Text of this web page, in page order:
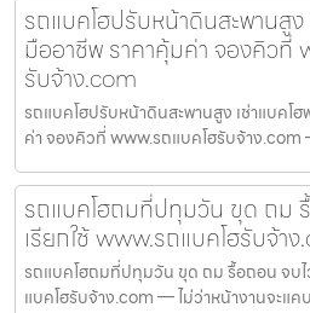
รถแบคโฮปรับหน้าดินสะพานสู
มืออาชีพ ราคาคุ้มค่า จองคิวที่
รับจ้าง.com
รถแบคโฮปรับหน้าดินสะพานสูง เช่าแบคโ
ค่า จองคิวที่ www.รถแบคโฮรับจ้าง.com
รถแบคโฮถมที่ปทุมวัน ขุด ถม
เรียกใช้ www.รถแบคโฮรับจ้า
รถแบคโฮถมที่ปทุมวัน ขุด ถม รื้อถอน จบไ
แบคโฮรับจ้าง.com — ไม่ว่าหน้างานจะแค